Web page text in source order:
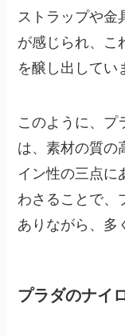
ストラップや金
が感じられ、こ
を醸し出してい
このように、プ
は、素材の質の
イン性の三点に
わさることで、
ありながら、多
プラダのナイ